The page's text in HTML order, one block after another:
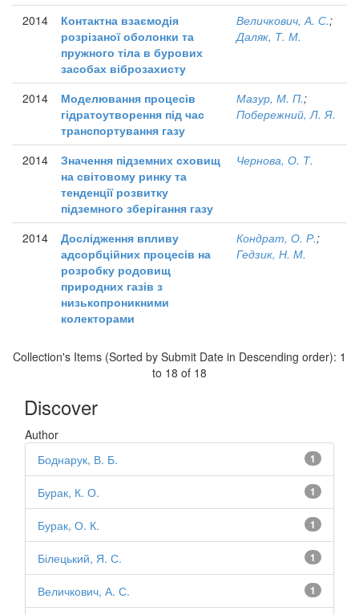
2014
Контактна взаємодія
розрізаної оболонки та
пружного тіла в бурових
засобах віброзахисту
Величкович, А. С.;
Даляк, Т. М.
2014
Моделювання процесів
гідратоутворення під час
транспортування газу
Мазур, М. П.;
Побережний, Л. Я.
2014
Значення підземних сховищ
на світовому ринку та
тенденції розвитку
підземного зберігання газу
Чернова, О. Т.
2014
Дослідження впливу
адсорбційних процесів на
розробку родовищ
природних газів з
низькопроникними
колекторами
Кондрат, О. Р.;
Гедзик, Н. М.
Collection's Items (Sorted by Submit Date in Descending order): 1
to 18 of 18
Discover
Author
1
Боднарук, В. Б.
1
Бурак, К. О.
1
Бурак, О. К.
1
Білецький, Я. С.
1
Величкович, А. С.